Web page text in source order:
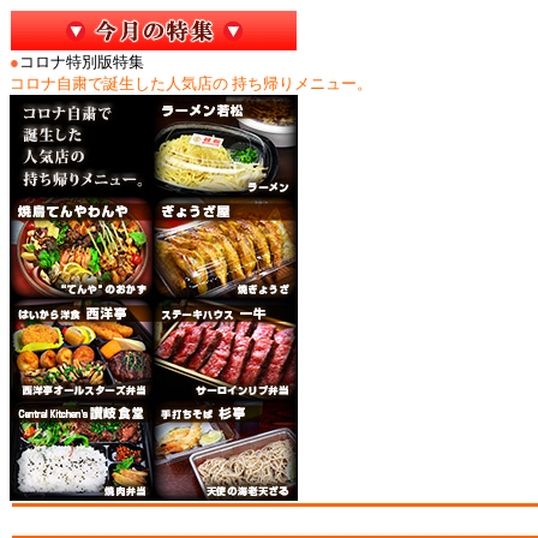
● コロナ特別版特集
コロナ自粛で誕生した人気店の 持ち帰りメニュー。